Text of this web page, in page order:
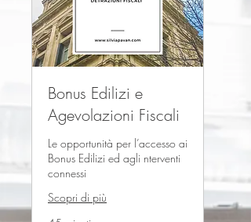
Bonus Edilizi e
Agevolazioni Fiscali
Le opportunità per l’accesso ai
Bonus Edilizi ed agli nterventi
connessi
Scopri di più